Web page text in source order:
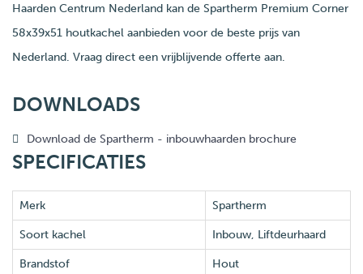
Haarden Centrum Nederland kan de Spartherm Premium Corner
58x39x51 houtkachel aanbieden voor de beste prijs van
Nederland. Vraag direct een vrijblijvende offerte aan.
DOWNLOADS
Download de Spartherm - inbouwhaarden brochure
SPECIFICATIES
Merk Spartherm
Soort kachel Inbouw, Liftdeurhaard
Brandstof Hout